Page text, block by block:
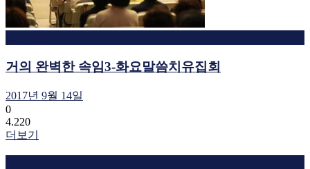
거의 완벽한 속임3-화요말씀치유집회
2017년 9월 14일
0
4.220
더보기